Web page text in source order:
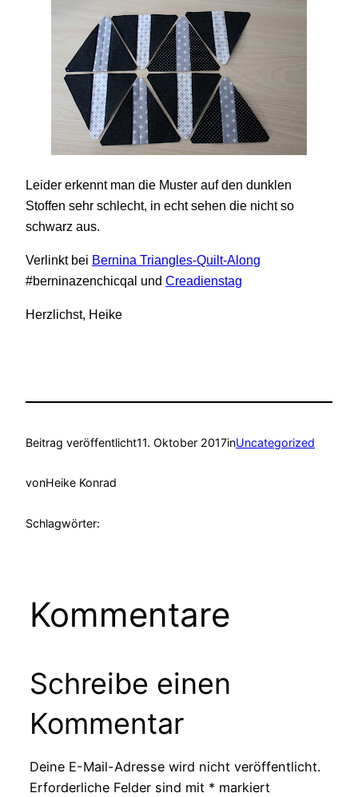
Leider erkennt man die Muster auf den dunklen
Stoffen sehr schlecht, in echt sehen die nicht so
schwarz aus.
Verlinkt bei Bernina Triangles-Quilt-Along
#berninazenchicqal und Creadienstag
Herzlichst, Heike
Beitrag veröffentlicht11. Oktober 2017inUncategorized
vonHeike Konrad
Schlagwörter:
Kommentare
Schreibe einen
Kommentar
Deine E-Mail-Adresse wird nicht veröffentlicht.
Erforderliche Felder sind mit * markiert